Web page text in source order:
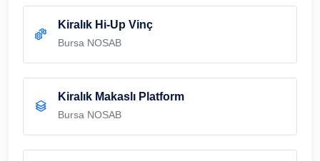
Kiralık Hi-Up Vinç
Bursa NOSAB
Kiralık Makaslı Platform
Bursa NOSAB